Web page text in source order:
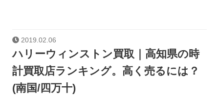
2019.02.06
ハリーウィンストン買取｜高知県の時
計買取店ランキング。高く売るには？
(南国/四万十)